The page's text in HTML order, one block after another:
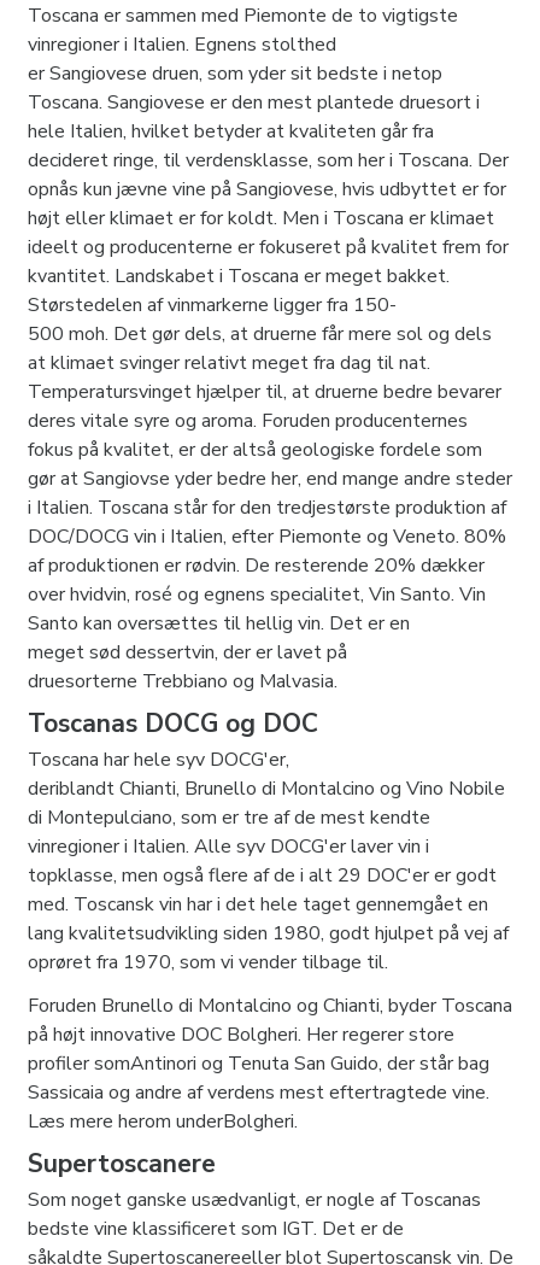
Toscana er sammen med Piemonte de to vigtigste
vinregioner i Italien. Egnens stolthed
er Sangiovese druen, som yder sit bedste i netop
Toscana. Sangiovese er den mest plantede druesort i
hele Italien, hvilket betyder at kvaliteten går fra
decideret ringe, til verdensklasse, som her i Toscana. Der
opnås kun jævne vine på Sangiovese, hvis udbyttet er for
højt eller klimaet er for koldt. Men i Toscana er klimaet
ideelt og producenterne er fokuseret på kvalitet frem for
kvantitet. Landskabet i Toscana er meget bakket.
Størstedelen af vinmarkerne ligger fra 150-
500 moh. Det gør dels, at druerne får mere sol og dels
at klimaet svinger relativt meget fra dag til nat.
Temperatursvinget hjælper til, at druerne bedre bevarer
deres vitale syre og aroma. Foruden producenternes
fokus på kvalitet, er der altså geologiske fordele som
gør at Sangiovse yder bedre her, end mange andre steder
i Italien. Toscana står for den tredjestørste produktion af
DOC/DOCG vin i Italien, efter Piemonte og Veneto. 80%
af produktionen er rødvin. De resterende 20% dækker
over hvidvin, rosé og egnens specialitet, Vin Santo. Vin
Santo kan oversættes til hellig vin. Det er en
meget sød dessertvin, der er lavet på
druesorterne Trebbiano og Malvasia.
Toscanas DOCG og DOC
Toscana har hele syv DOCG'er,
deriblandt Chianti, Brunello di Montalcino og Vino Nobile
di Montepulciano, som er tre af de mest kendte
vinregioner i Italien. Alle syv DOCG'er laver vin i
topklasse, men også flere af de i alt 29 DOC'er er godt
med. Toscansk vin har i det hele taget gennemgået en
lang kvalitetsudvikling siden 1980, godt hjulpet på vej af
oprøret fra 1970, som vi vender tilbage til.
Foruden Brunello di Montalcino og Chianti, byder Toscana
på højt innovative DOC Bolgheri. Her regerer store
profiler somAntinori og Tenuta San Guido, der står bag
Sassicaia og andre af verdens mest eftertragtede vine.
Læs mere herom underBolgheri.
Supertoscanere
Som noget ganske usædvanligt, er nogle af Toscanas
bedste vine klassificeret som IGT. Det er de
såkaldte Supertoscanereeller blot Supertoscansk vin. De